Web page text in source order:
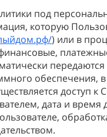
под
которую
) или в
обеспечения,
доступ к
дата и